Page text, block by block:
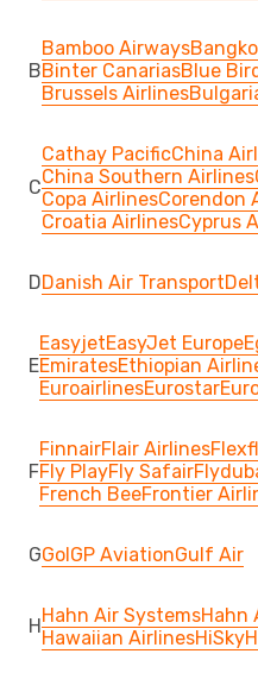
B
Bamboo Airways
Binter CanariasBlue
Brussels Airlines
C
Cathay PacificChina
China Southern Airlines
Copa AirlinesCorendon
Croatia AirlinesCyprus
DDanish Air Transport
E
EasyjetEasyJet Europe
EmiratesEthiopian
EuroairlinesEurostar
F
FinnairFlair Airlines
Fly PlayFly Safair
French BeeFrontier
GGolGP AviationGulf Air
H Hahn Air SystemsHahn
Hawaiian AirlinesHiSky